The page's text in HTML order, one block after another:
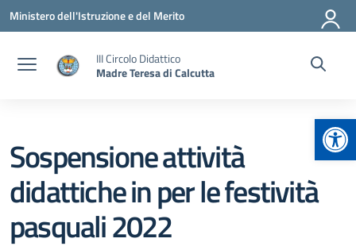
Vai ai contenuti
Vai al menu di navigazione
Vai al footer
Ministero dell'Istruzione e del Merito
III Circolo Didattico
Madre Teresa di Calcutta
Sospensione attività
didattiche in per le festività
pasquali 2022